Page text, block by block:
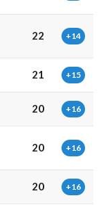
22 +14
21 +15
20 +16
20 +16
20 +16